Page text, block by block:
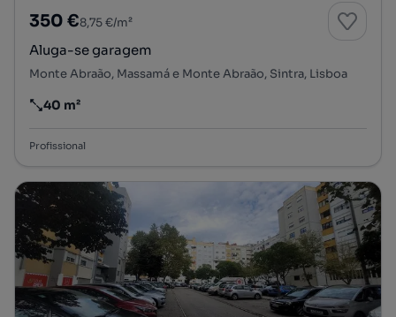
350 €8,75 €/m²
Aluga-se garagem
Monte Abraão, Massamá e Monte Abraão, Sintra, Lisboa
Preço por metro quadrado
40 m²
Profissional